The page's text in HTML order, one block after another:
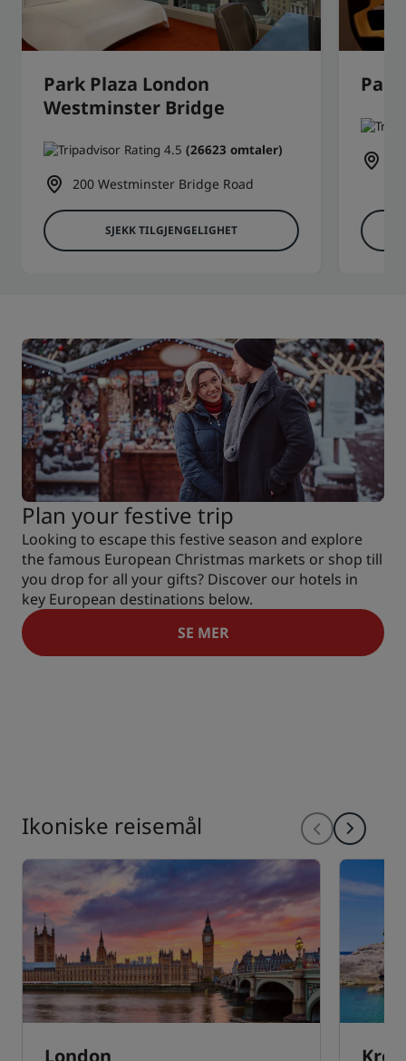
Park Plaza London
Westminster Bridge
(26623 omtaler)
200 Westminster Bridge Road
SJEKK TILGJENGELIGHET
Plan your festive trip
Looking to escape this festive season and explore
the famous European Christmas markets or shop till
you drop for all your gifts? Discover our hotels in
key European destinations below.
SE MER
Ikoniske reisemål
London